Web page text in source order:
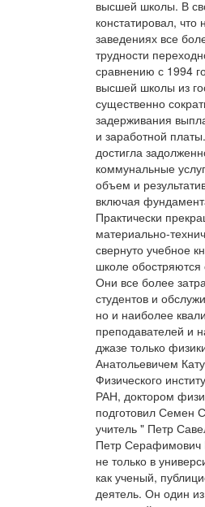
высшей школы. В
констатировал,
заведениях все
трудности
сравнению с 1994
высшей школы из
существенно
задерживания
и заработной
достигла
коммунальные
объем и
включая
Практически
материально-
свернуто учебное
школе
Они все более
студентов и
но и наиболее
преподавателей и
джазе только
Анатольевичем
Физического
РАН, доктором
подготовил Семен
учитель " Петр
Петр Серафимович
не только в
как ученый,
деятель. Он один